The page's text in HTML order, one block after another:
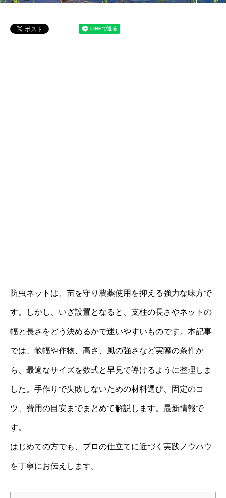
防虫ネットは、苗を守り農薬使用を抑える強力な味方で
す。しかし、いざ設置となると、支柱の長さやネットの
幅と長さをどう決めるかで迷いやすいものです。本記事
では、畝幅や作物、高さ、風の強さなど実際の条件か
ら、最適なサイズを数式と早見で導けるように整理しま
した。手作りで失敗しないための材料選び、固定のコ
ツ、費用の目安までまとめて解説します。最新情報で
す。
はじめての方でも、プロの仕立てに近づく実践ノウハウ
を丁寧にお伝えします。